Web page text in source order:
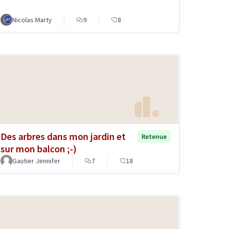
Nicolas Marty 9 8
Des arbres dans mon jardin et
sur mon balcon ;-)
Retenue
Gautier Jennifer 7 18